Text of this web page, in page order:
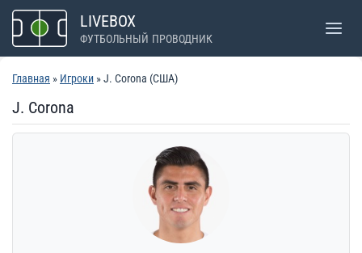
Перейти
содержимому
LIVEBOX
ФУТБОЛЬНЫЙ ПРОВОДНИК
Главная » Игроки » J. Corona (США)
J. Corona